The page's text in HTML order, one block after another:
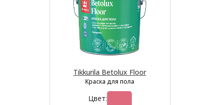
Tikkurila Betolux Floor
Краска для пола
Цвет: